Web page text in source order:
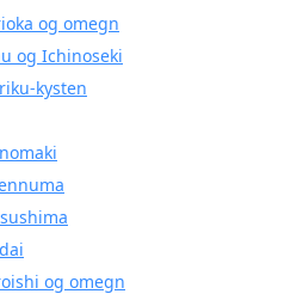
og omegn
og Ichinoseki
kysten
og omegn